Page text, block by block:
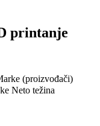
printanje
(proizvođači)
Neto težina